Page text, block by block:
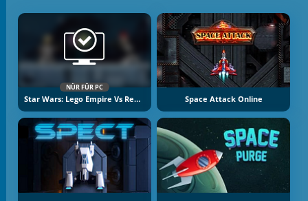
NÜR FÜR PC
Star Wars: Lego Empire Vs Rebels Space Attack Online